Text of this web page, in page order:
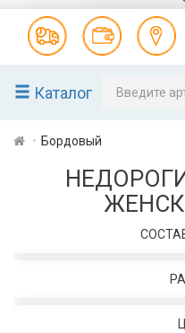
Каталог
Бордовый